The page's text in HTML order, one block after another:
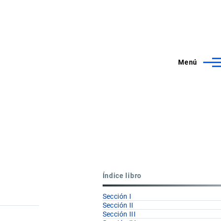
Menú
Índice libro
Sección I
Sección II
Sección III